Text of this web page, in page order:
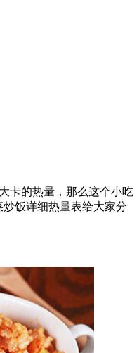
卡的热量，那么这个小吃
饭详细热量表给大家分